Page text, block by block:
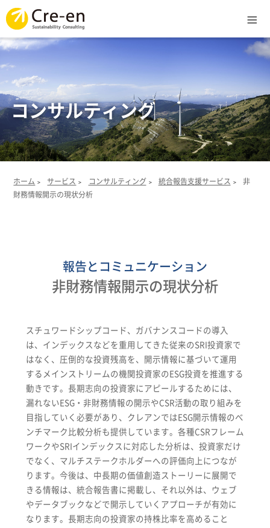
ホーム
ライブラリ
統合経営報告
コンサルティング
ホーム > サービス > コンサルティング > 統合報告支援サービス >
非
財務情報開示の現状分析
報告とコミュニケーション
非財務情報開示の現状分析
スチュワードシップコード、ガバナンスコードの導入
は、インデックスなどを重用してきた従来のSRI投資家で
はなく、圧倒的な投資残高を、開示情報に基づいて運用
するメインストリームの機関投資家のESG投資を推進する
動きです。長期志向の投資家にアピールするためには、
漏れないESG・非財務情報の開示やCSR活動の取り組みを
目指していく必要があり、クレアンではESG開示情報のべ
ンチマーク比較分析も提供しています。各種CSRフレーム
ワークやSRIインデックスに対応した分析は、投資家だけ
でなく、マルチステークホルダーへの評価向上につなが
ります。今後は、中長期の価値創造ストーリーに展開で
きる情報は、統合報告書に掲載し、それ以外は、ウェブ
やデータブックなどで開示していくアプローチが有効に
なります。長期志向の投資家の持株比率を高めること